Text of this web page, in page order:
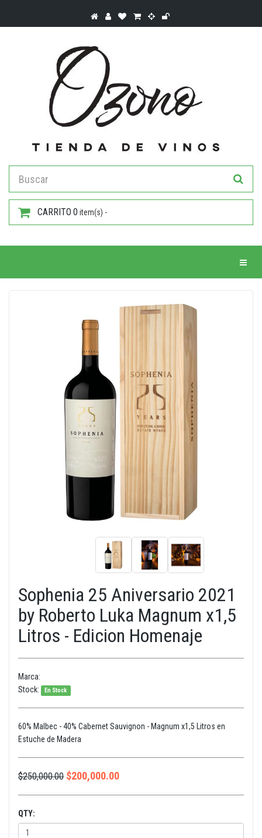
CARRITO 0 item(s) -
Sophenia 25 Aniversario 2021
by Roberto Luka Magnum x1,5
Litros - Edicion Homenaje
Marca:
Stock:
En Stock
60% Malbec - 40% Cabernet Sauvignon - Magnum x1,5 Litros en
Estuche de Madera
$250,000.00 $200,000.00
QTY: